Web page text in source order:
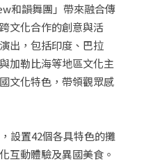
和韻舞團」帶來融合傳
文化合作的創意與活
出，包括印度、巴拉
加勒比海等地區文化主
文化特色，帶領觀眾感
設置42個各具特色的攤
互動體驗及異國美食。